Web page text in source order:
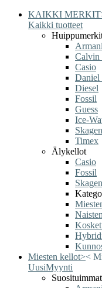
KAIKKI MERKIT
Kaikki tuotteet
Calvin
Casio
Daniel
Diesel
Fossil
Guess
Ice-
Skagen
Timex
Älykellot
Casio
Fossil
Miesten kellot><
UusiMyynti